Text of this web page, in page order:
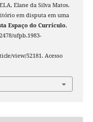
Elane da Silva Matos.
em disputa em uma
Espaço do Currículo,
ufpb.1983-
view/52181. Acesso